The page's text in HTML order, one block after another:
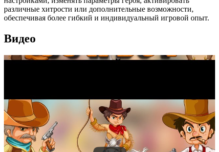
различные хитрости или дополнительные возможности,
обеспечивая более гибкий и индивидуальный игровой опыт.
Видео